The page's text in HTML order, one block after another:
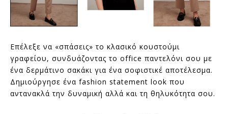
Επέλεξε να «σπάσεις» το κλασικό κουστούμι
γραφείου, συνδυάζοντας το office παντελόνι σου με
ένα δερμάτινο σακάκι για ένα σοφιστικέ αποτέλεσμα.
Δημιούργησε ένα fashion statement look που
αντανακλά την δυναμική αλλά και τη θηλυκότητα σου.